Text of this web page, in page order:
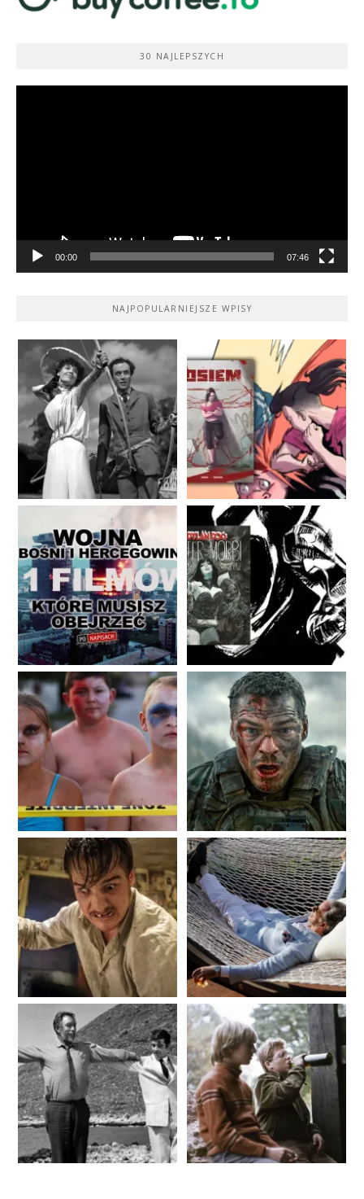
30 NAJLEPSZYCH
00:00 07:46
NAJPOPULARNIEJSZE WPISY